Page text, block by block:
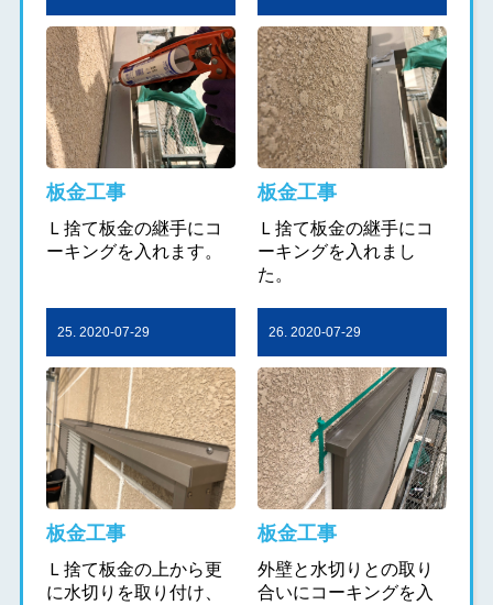
板金工事
Ｌ捨て板金の継手にコ
ーキングを入れます。
板金工事
Ｌ捨て板金の継手にコ
ーキングを入れまし
た。
25. 2020-07-29
板金工事
Ｌ捨て板金の上から更
に水切りを取り付け、
26. 2020-07-29
板金工事
外壁と水切りとの取り
合いにコーキングを入